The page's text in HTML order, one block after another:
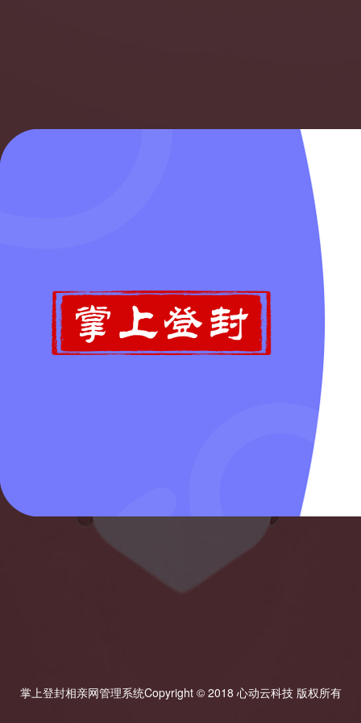
掌上登封相亲网管理系统Copyright © 2018 心动云科技 版权所有